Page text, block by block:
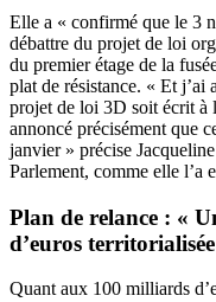
Elle a « confirmé que le 3
débattre du projet de loi
du premier étage de la
plat de résistance. « Et
projet de loi 3D soit écrit à
annoncé précisément que
janvier » précise
Parlement, comme elle l’a
Plan de relance : «
d’euros
Quant aux 100 milliards